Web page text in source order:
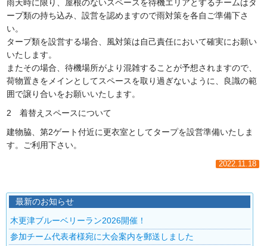
雨天時に限り、屋根のないスペースを待機エリアとするチームはタ
ープ類の持ち込み、設営を認めますので雨対策を各自ご準備下さ
い。
タープ類を設営する場合、風対策は自己責任において確実にお願い
いたします。
またその場合、待機場所がより混雑することが予想されますので、
荷物置きをメインとしてスペースを取り過ぎないように、良識の範
囲で譲り合いをお願いいたします。
2 着替えスペースについて
建物脇、第2ゲート付近に更衣室としてタープを設営準備いたしま
す。ご利用下さい。
2022.11.18
最新のお知らせ
木更津ブルーベリーラン2026開催！
参加チーム代表者様宛に大会案内を郵送しました